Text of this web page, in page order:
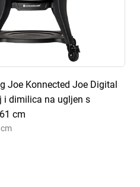
Joe Konnected Joe Digital
i dimilica na ugljen s
cm